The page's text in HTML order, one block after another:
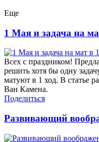
Еще
1 Мая и задача на
Всех с праздником!
решить хотя бы одну
матуют в 1 ход. В статье
Ван Камена.
Поделиться
Развивающий